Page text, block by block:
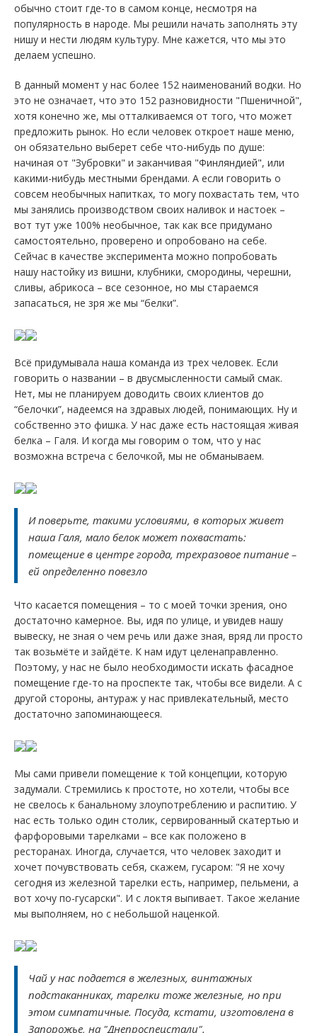
обычно стоит где-то в самом конце, несмотря на
популярность в народе. Мы решили начать заполнять эту
нишу и нести людям культуру. Мне кажется, что мы это
делаем успешно.
В данный момент у нас более 152 наименований водки. Но
это не означает, что это 152 разновидности "Пшеничной",
хотя конечно же, мы отталкиваемся от того, что может
предложить рынок. Но если человек откроет наше меню,
он обязательно выберет себе что-нибудь по душе:
начиная от "Зубровки" и заканчивая "Финляндией", или
какими-нибудь местными брендами. А если говорить о
совсем необычных напитках, то могу похвастать тем, что
мы занялись производством своих наливок и настоек –
вот тут уже 100% необычное, так как все придумано
самостоятельно, проверено и опробовано на себе.
Сейчас в качестве эксперимента можно попробовать
нашу настойку из вишни, клубники, смородины, черешни,
сливы, абрикоса – все сезонное, но мы стараемся
запасаться, не зря же мы “белки”.
Всё придумывала наша команда из трех человек. Если
говорить о названии – в двусмысленности самый смак.
Нет, мы не планируем доводить своих клиентов до
“белочки”, надеемся на здравых людей, понимающих. Ну и
собственно это фишка. У нас даже есть настоящая живая
белка – Галя. И когда мы говорим о том, что у нас
возможна встреча с белочкой, мы не обманываем.
И поверьте, такими условиями, в которых живет
наша Галя, мало белок может похвастать:
помещение в центре города, трехразовое питание –
ей определенно повезло
Что касается помещения – то с моей точки зрения, оно
достаточно камерное. Вы, идя по улице, и увидев нашу
вывеску, не зная о чем речь или даже зная, вряд ли просто
так возьмёте и зайдёте. К нам идут целенаправленно.
Поэтому, у нас не было необходимости искать фасадное
помещение где-то на проспекте так, чтобы все видели. А с
другой стороны, антураж у нас привлекательный, место
достаточно запоминающееся.
Мы сами привели помещение к той концепции, которую
задумали. Стремились к простоте, но хотели, чтобы все
не свелось к банальному злоупотреблению и распитию. У
нас есть только один столик, сервированный скатертью и
фарфоровыми тарелками – все как положено в
ресторанах. Иногда, случается, что человек заходит и
хочет почувствовать себя, скажем, гусаром: "Я не хочу
сегодня из железной тарелки есть, например, пельмени, а
вот хочу по-гусарски". И с локтя выпивает. Такое желание
мы выполняем, но с небольшой наценкой.
Чай у нас подается в железных, винтажных
подстаканниках, тарелки тоже железные, но при
этом симпатичные. Посуда, кстати, изготовлена в
Запорожье, на "Днепроспецстали".